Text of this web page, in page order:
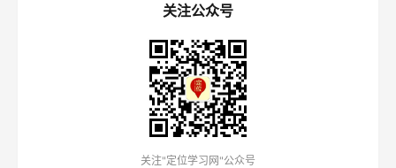
关注公众号
关注"定位学习网"公众号